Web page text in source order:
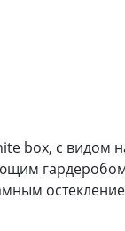
box, с видом